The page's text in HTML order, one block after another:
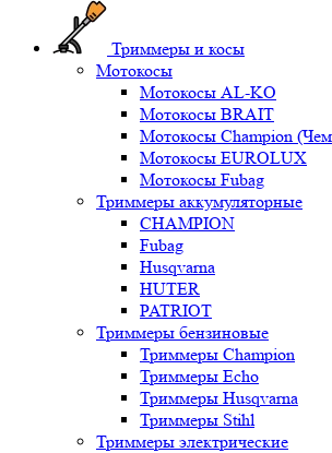
Триммеры и косы
Мотокосы
Мотокосы AL-KO
Мотокосы BRAIT
Мотокосы Champion
Мотокосы EUROLUX
Мотокосы Fubag
Триммеры аккумуляторные
CHAMPION
Fubag
Husqvarna
HUTER
PATRIOT
Триммеры бензиновые
Триммеры Champion
Триммеры Echo
Триммеры Husqvarna
Триммеры Stihl
Триммеры электрические